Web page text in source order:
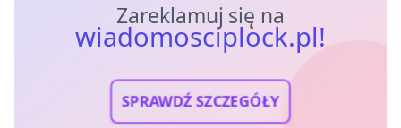
Zareklamuj się na
wiadomosciplock.pl!
SPRAWDŹ SZCZEGÓŁY